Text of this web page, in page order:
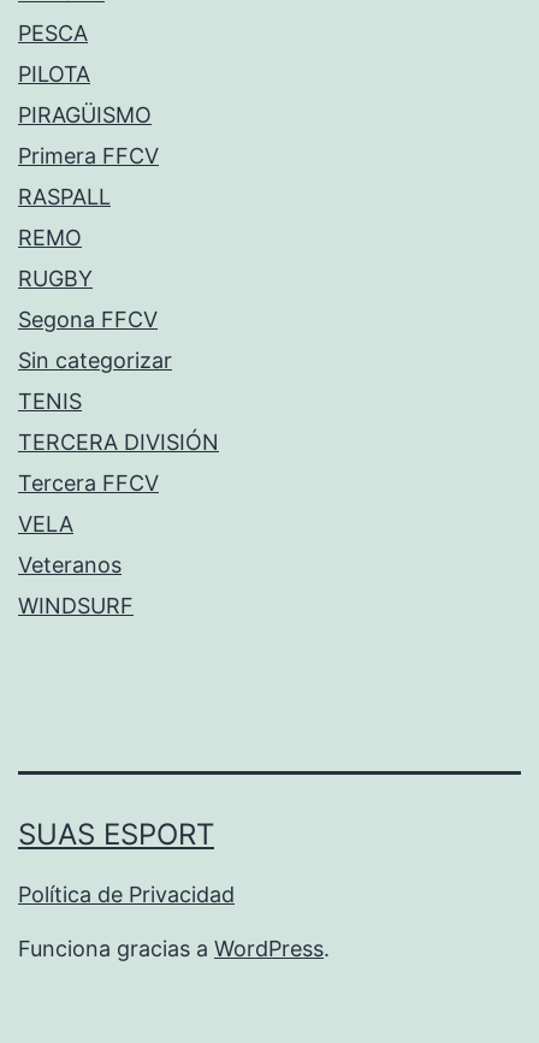
PESCA
PILOTA
PIRAGÜISMO
Primera FFCV
RASPALL
REMO
RUGBY
Segona FFCV
Sin categorizar
TENIS
TERCERA DIVISIÓN
Tercera FFCV
VELA
Veteranos
WINDSURF
SUAS ESPORT
Política de Privacidad
Funciona gracias a WordPress.